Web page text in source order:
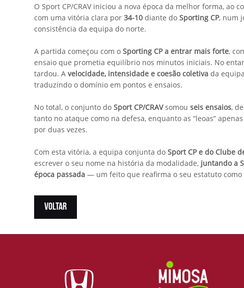
O Sport CP/CRAV iniciou a nova época da melhor forma, ao
com uma vitória clara por34-10 diante doSporting CP, num
consistência da equipa do norte.
A partida começou com oSporting CP a entrar mais forte,
ensaio que prometia equilíbrio nos minutos iniciais. No
tardou. Avelocidade, intensidade e coesão coletiva da
traduzindo o domínio em pontos e ensaios.
No total, o conjunto doSport CP/CRAVsomouseis ensaios,
tanto no ataque como na defesa, enquanto as “leoas”
por duas vezes.
Com esta vitória, a equipa conjunta doSport CP e do Clube
escrever o seu nome na história da modalidade, juntando a
época passada — um feito que reafirma o seu estatuto
VOLTAR